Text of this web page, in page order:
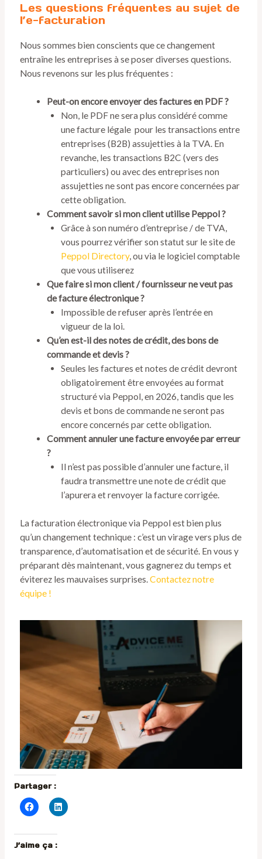
Les questions fréquentes au sujet de
l’e-facturation
Nous sommes bien conscients que ce changement
entraîne les entreprises à se poser diverses questions.
Nous revenons sur les plus fréquentes :
Peut-on encore envoyer des factures en PDF ?
Non, le PDF ne sera plus considéré comme
une facture légale pour les transactions entre
entreprises (B2B) assujetties à la TVA. En
revanche, les transactions B2C (vers des
particuliers) ou avec des entreprises non
assujetties ne sont pas encore concernées par
cette obligation.
Comment savoir si mon client utilise Peppol ?
Grâce à son numéro d’entreprise / de TVA,
vous pourrez vérifier son statut sur le site de
Peppol Directory, ou via le logiciel comptable
que vous utiliserez
Que faire si mon client / fournisseur ne veut pas
de facture électronique ?
Impossible de refuser après l’entrée en
vigueur de la loi.
Qu’en est-il des notes de crédit, des bons de
commande et devis ?
Seules les factures et notes de crédit devront
obligatoirement être envoyées au format
structuré via Peppol, en 2026, tandis que les
devis et bons de commande ne seront pas
encore concernés par cette obligation.
Comment annuler une facture envoyée par erreur
?
Il n’est pas possible d’annuler une facture, il
faudra transmettre une note de crédit que
l’apurera et renvoyer la facture corrigée.
La facturation électronique via Peppol est bien plus
qu’un changement technique : c’est un virage vers plus de
transparence, d’automatisation et de sécurité. En vous y
préparant dès maintenant, vous gagnerez du temps et
éviterez les mauvaises surprises. Contactez notre
équipe !
Partager :
J’aime ça :